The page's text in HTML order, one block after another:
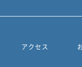
アクセス